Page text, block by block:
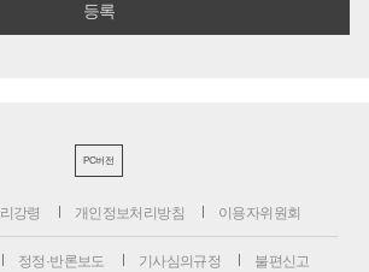
PC버전
강령 개인정보처리방침 이용자위원회
정정·반론보도 기사심의규정 불편신고